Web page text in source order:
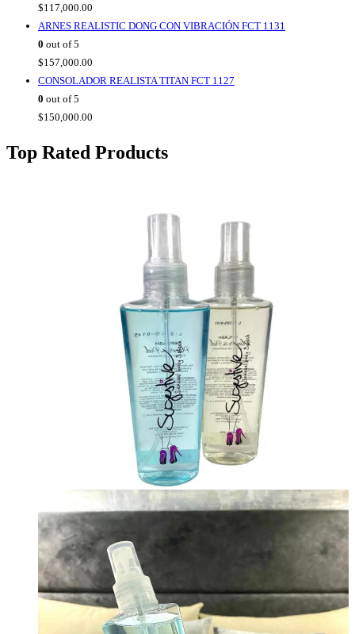
$117,000.00
ARNES REALISTIC DONG CON VIBRACIÓN FCT 1131
0 out of 5
$157,000.00
CONSOLADOR REALISTA TITAN FCT 1127
0 out of 5
$150,000.00
Top Rated Products